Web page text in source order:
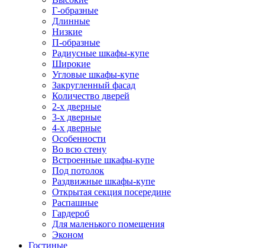
Г-образные
Длинные
Низкие
П-образные
Радиусные шкафы-купе
Широкие
Угловые шкафы-купе
Закругленный фасад
Количество дверей
2-х дверные
3-х дверные
4-х дверные
Особенности
Во всю стену
Встроенные шкафы-купе
Под потолок
Раздвижные шкафы-купе
Открытая секция посередине
Распашные
Гардероб
Для маленького помещения
Эконом
Гостиные